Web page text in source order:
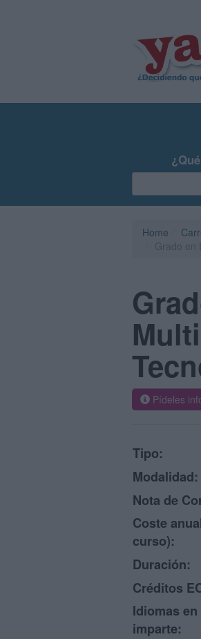
Home
Pídeles
Tipo:
Modalidad:
Nota de
Coste
curso):
Duración:
Créditos
Idiomas
imparte: